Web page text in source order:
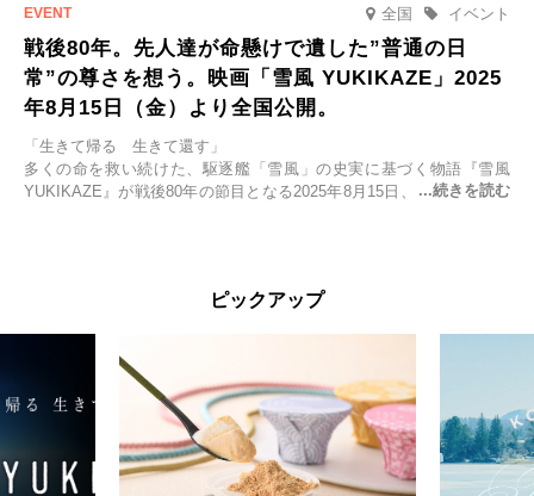
全国 イベント
戦後80年。先人達が命懸けで遺した”普通の日
常”の尊さを想う。映画「雪風 YUKIKAZE」2025
年8月15日（金）より全国公開。
「生きて帰る 生きて還す」
多くの命を救い続けた、駆逐艦「雪風」の史実に基づく物語『雪風
YUKIKAZE』が戦後80年の節目となる2025年8月15日、全国公開され
くの仲間の命を救い帰還させ、戦後まで生き抜き「幸運艦」と呼ばれ
主演は「雪風」の艦長・寺澤一利を演じる竹野内豊。先任伍長・早瀬
幸平を玉木宏が演じるほか、奥平大兼、田中麗奈、石丸幹二、益岡徹
など実力派俳優が共演。そして戦艦大和と運命を共にした帝国海軍・
第二艦隊司令長官、伊藤整一を中井貴一が圧倒的な存在感で演じ切
る。
ピックアップ